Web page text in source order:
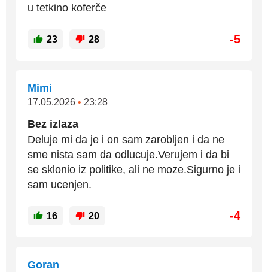
u tetkino koferče
23 28 -5
Mimi
17.05.2026 • 23:28
Bez izlaza
Deluje mi da je i on sam zarobljen i da ne
sme nista sam da odlucuje.Verujem i da bi
se sklonio iz politike, ali ne moze.Sigurno je i
sam ucenjen.
16 20 -4
Goran